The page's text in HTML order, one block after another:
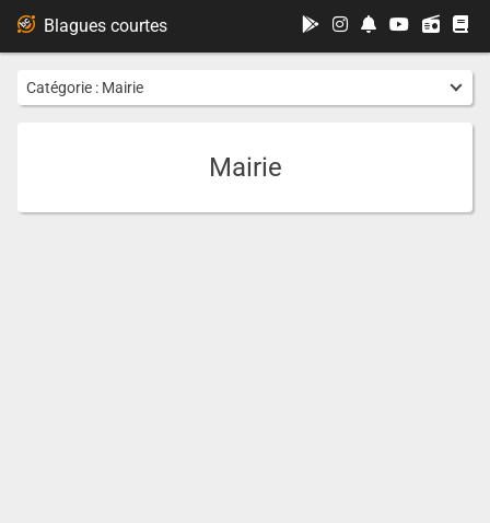
Catégorie : Mairie
Mairie
Blagues courtes